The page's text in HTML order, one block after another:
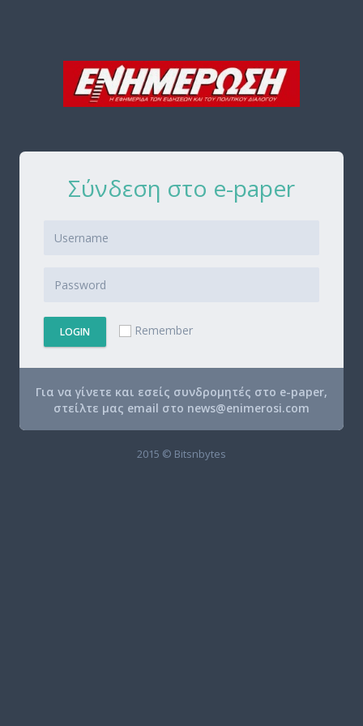
Σύνδεση στο e-paper
LOGIN Remember
Για να γίνετε και εσείς συνδρομητές στο e-paper,
στείλτε μας email στο news@enimerosi.com
2015 © Bitsnbytes